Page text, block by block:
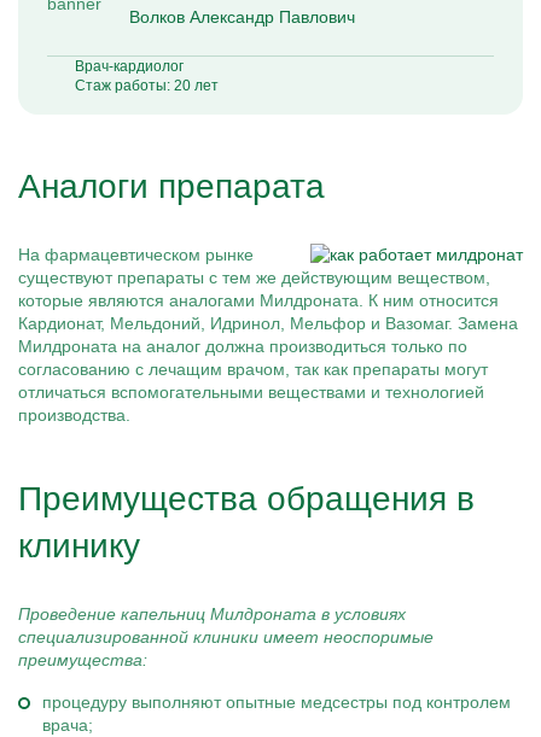
Волков Александр Павлович
Врач-кардиолог
Стаж работы: 20 лет
Аналоги препарата
На фармацевтическом рынке
существуют препараты с тем же действующим веществом,
которые являются аналогами Милдроната. К ним относится
Кардионат, Мельдоний, Идринол, Мельфор и Вазомаг. Замена
Милдроната на аналог должна производиться только по
согласованию с лечащим врачом, так как препараты могут
отличаться вспомогательными веществами и технологией
производства.
Преимущества обращения в
клинику
Проведение капельниц Милдроната в условиях
специализированной клиники имеет неоспоримые
преимущества:
процедуру выполняют опытные медсестры под контролем
врача;